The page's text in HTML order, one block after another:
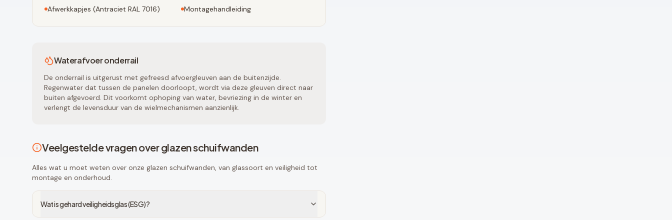
Afwerkkapjes (Antraciet RAL 7016) Montagehandleiding
Waterafvoer onderrail
De onderrail is uitgerust met gefreesd afvoergleuven aan de buitenzijde.
Regenwater dat tussen de panelen doorloopt, wordt via deze gleuven direct naar
buiten afgevoerd. Dit voorkomt ophoping van water, bevriezing in de winter en
verlengt de levensduur van de wielmechanismen aanzienlijk.
Veelgestelde vragen over glazen schuifwanden
Alles wat u moet weten over onze glazen schuifwanden, van glassoort en veiligheid tot
montage en onderhoud.
Wat is gehard veiligheidsglas (ESG)?